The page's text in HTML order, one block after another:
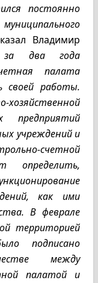
постоянно
Владимир
два года
палата
своей работы.
хозяйственной
предприятий
учреждений и
счетной
определить,
как ими
В феврале
территорией
подписано
между
палатой и